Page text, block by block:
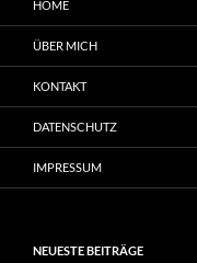
HOME
ÜBER MICH
KONTAKT
DATENSCHUTZ
IMPRESSUM
NEUESTE BEITRÄGE